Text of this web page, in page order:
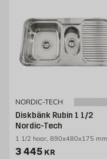
NORDIC-TECH
Diskbänk Rubin 1 1/2
Nordic-Tech
1 1/2 hoar, 890x480x175 mm
Pris 3445 kr
3 445 KR